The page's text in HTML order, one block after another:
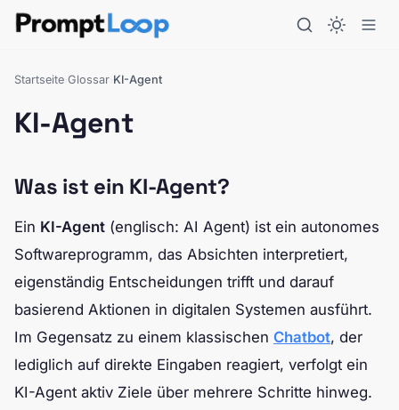
Startseite Glossar KI-Agent
KI-Agent
Was ist ein KI-Agent?
Ein KI-Agent (englisch: AI Agent) ist ein autonomes
Softwareprogramm, das Absichten interpretiert,
eigenständig Entscheidungen trifft und darauf
basierend Aktionen in digitalen Systemen ausführt.
Im Gegensatz zu einem klassischen Chatbot, der
lediglich auf direkte Eingaben reagiert, verfolgt ein
KI-Agent aktiv Ziele über mehrere Schritte hinweg.